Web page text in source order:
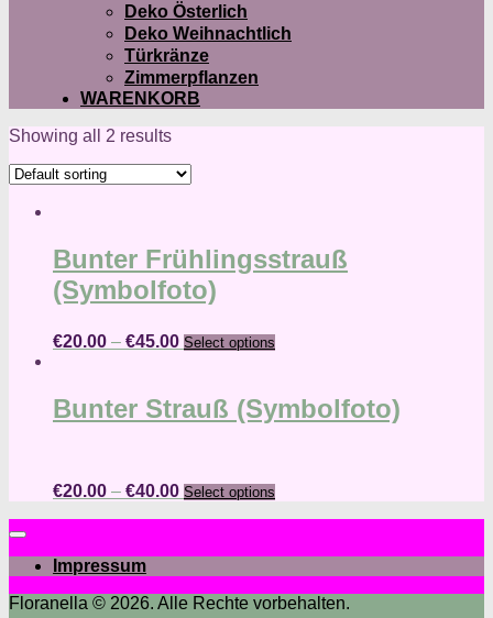
Deko Österlich
Deko Weihnachtlich
Türkränze
Zimmerpflanzen
WARENKORB
Showing all 2 results
Bunter Frühlingsstrauß
(Symbolfoto)
€20.00 – €45.00 Select options
Bunter Strauß (Symbolfoto)
€20.00 – €40.00 Select options
Impressum
Floranella © 2026. Alle Rechte vorbehalten.